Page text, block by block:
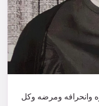
وانحرافه ومرضه وكل